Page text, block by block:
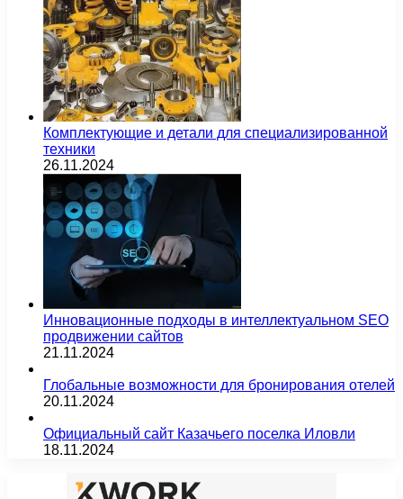
Комплектующие и детали для специализированной
техники
26.11.2024
Инновационные подходы в интеллектуальном SEO
продвижении сайтов
21.11.2024
Глобальные возможности для бронирования отелей
20.11.2024
Официальный сайт Казачьего поселка Иловли
18.11.2024